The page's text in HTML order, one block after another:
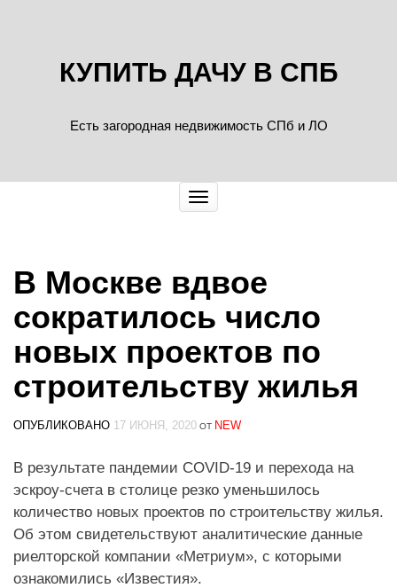
КУПИТЬ ДАЧУ В СПБ
Есть загородная недвижимость СПб и ЛО
Показать/
Скрыть
навигацию
В Москве вдвое
сократилось число
новых проектов по
строительству жилья
ОПУБЛИКОВАНО 17 ИЮНЯ, 2020 ОТ NEW
В результате пандемии COVID-19 и перехода на
эскроу-счета в столице резко уменьшилось
количество новых проектов по строительству жилья.
Об этом свидетельствуют аналитические данные
риелторской компании «Метриум», с которыми
ознакомились «Известия».